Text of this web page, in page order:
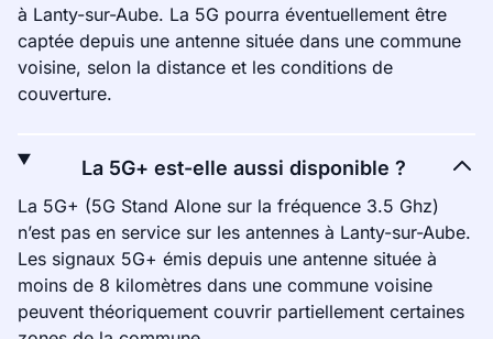
à Lanty-sur-Aube. La 5G pourra éventuellement être
captée depuis une antenne située dans une commune
voisine, selon la distance et les conditions de
couverture.
La 5G+ est-elle aussi disponible ?
La 5G+ (5G Stand Alone sur la fréquence 3.5 Ghz)
n’est pas en service sur les antennes à Lanty-sur-Aube.
Les signaux 5G+ émis depuis une antenne située à
moins de 8 kilomètres dans une commune voisine
peuvent théoriquement couvrir partiellement certaines